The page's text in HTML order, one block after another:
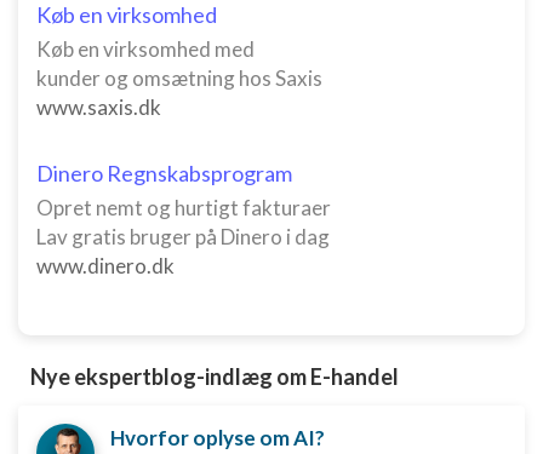
Køb en virksomhed
Køb en virksomhed med
kunder og omsætning hos Saxis
www.saxis.dk
Dinero Regnskabsprogram
Opret nemt og hurtigt fakturaer
Lav gratis bruger på Dinero i dag
www.dinero.dk
Nye ekspertblog-indlæg om E-handel
Hvorfor oplyse om AI?
Bruge begrænsede oplysninger til at vælge
indhold
IAB Special Features:
Bruge præcise geografiske
Identificere enheder baseret på aktivt
anmodede oplysninger
Ikke-IAB-behandlingsformål:
Funktionel
Annoncering / marketing